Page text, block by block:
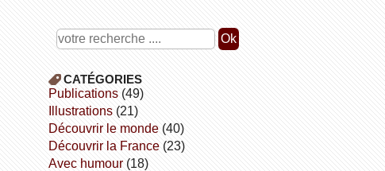
CATÉGORIES
publications (49)
illustrations (21)
découvrir le monde (40)
découvrir la France (23)
avec humour (18)